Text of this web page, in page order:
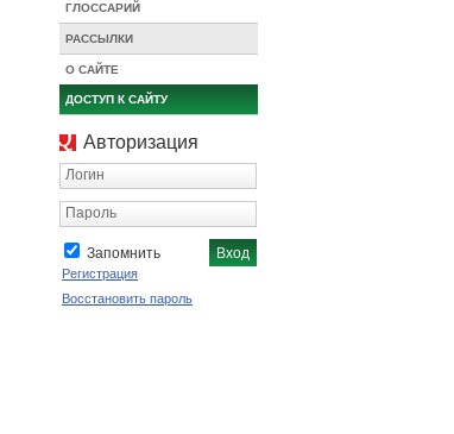
ГЛОССАРИЙ
РАССЫЛКИ
О САЙТЕ
ДОСТУП К САЙТУ
Авторизация
Логин
Пароль
Запомнить
Регистрация
Восстановить пароль